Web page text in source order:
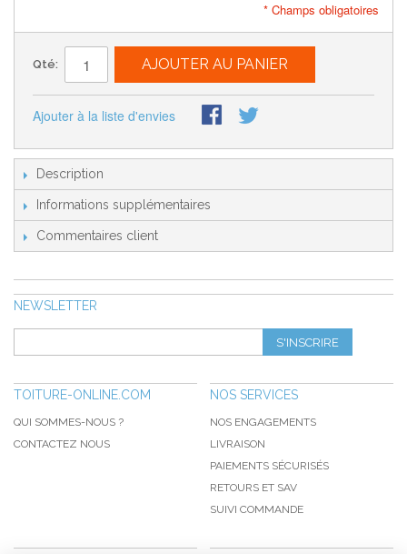
* Champs obligatoires
Qté: AJOUTER AU PANIER
Ajouter à la liste d'envies
Description
Informations supplémentaires
Commentaires client
NEWSLETTER
S'INSCRIRE
TOITURE-ONLINE.COM
QUI SOMMES-NOUS ?
CONTACTEZ NOUS
NOS SERVICES
NOS ENGAGEMENTS
LIVRAISON
PAIEMENTS SÉCURISÉS
RETOURS ET SAV
SUIVI COMMANDE